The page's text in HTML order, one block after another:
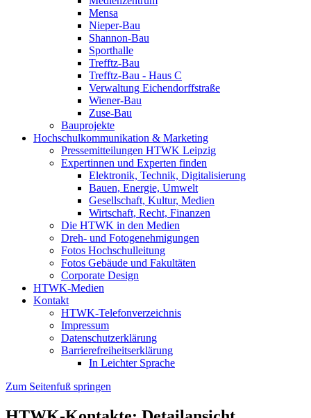
Mensa
Nieper-Bau
Shannon-Bau
Sporthalle
Trefftz-Bau
Trefftz-Bau - Haus C
Verwaltung Eichendorffstraße
Wiener-Bau
Zuse-Bau
Bauprojekte
Hochschulkommunikation & Marketing
Pressemitteilungen HTWK Leipzig
Expertinnen und Experten finden
Elektronik, Technik, Digitalisierung
Bauen, Energie, Umwelt
Gesellschaft, Kultur, Medien
Wirtschaft, Recht, Finanzen
Die HTWK in den Medien
Dreh- und Fotogenehmigungen
Fotos Hochschulleitung
Fotos Gebäude und Fakultäten
Corporate Design
HTWK-Medien
Kontakt
HTWK-Telefonverzeichnis
Impressum
Datenschutzerklärung
Barrierefreiheitserklärung
In Leichter Sprache
Zum Seitenfuß springen